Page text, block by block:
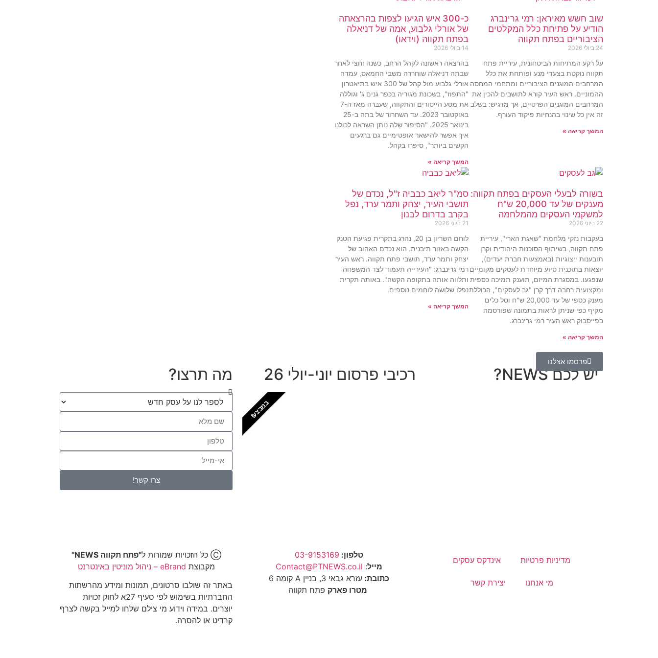
שוב חשש מאיראן: רמי גרינברג
הודיע על פתיחת כלל המקלטים
הציבוריים בפתח תקווה
24 ביולי 2026
על רקע המתיחות הביטחונית, עיריית פתח
תקווה נוקטת בצעדי מנע ופותחת את כלל
המרחבים המוגנים הציבוריים ומתחמי המחסה
ההמוניים. ראש העיר קורא לתושבים להכין את
המרחבים המוגנים הפרטיים, אך מדגיש: בשלב
זה אין כל שינוי בהנחיות פיקוד העורף.
המשך קריאה »
כ-300 איש הגיעו לצפות בהרצאתה
של אורלי גלבוע, אמה של דניאלה
בפתח תקווה (וידאו)
14 ביולי 2026
בהרצאה ראשונה לקהל הרחב, כשנה וחצי לאחר
שבתה דניאלה שוחררה משבי החמאס, עמדה
אורלי גלבוע מול קהל של 300 איש בתיאטרון
"התפוז", בשכונת מגוריה בכפר גנים ג' וגוללה
את מסע הייסורים והתקווה, שעברה מאז ה-7
באוקטובר 2023. עד השחרור של בתה ב-25
בינואר 2025. "הסיפור שלה נותן השראה לכולנו
איך אפשר להישאר אופטימיים גם ברגעים
הקשים ביותר", סיפרו בקהל.
המשך קריאה »
בשורה לבעלי העסקים בפתח תקווה:
מענקים של עד 20,000 ש"ח
למשקמי העסקים מהמלחמה
22 ביוני 2026
בעקבות נזקי מלחמת "שאגת הארי", עיריית
פתח תקווה, בשיתוף הסוכנות היהודית וקרן
תובענות ייצוגיות (באמצעות חברת יעדים),
יוצאות בתוכנית סיוע מיוחדת לעסקים מקומיים
שנפגעו. במסגרת המיזם, תוענק תמיכה כספית
ומקצועית רחבה דרך קרן "גב לעסקים", הכוללת
מענק כספי של עד 20,000 ש"ח וסל כלים
מקיף כפי שניתן לראות בתמונה שפורסמה
בפייסבוק ראש העיר רמי גרינברג.
המשך קריאה »
סמ"ר ליאב כבביה ז"ל, נכדם של
תושבי העיר, יצחק ותמר ערד, נפל
בקרב בדרום לבנון
21 ביוני 2026
לוחם השריון בן 20, נהרג בתקרית פגיעת הטנק
הקשה באזור תיבנית. הוא נכדם האהוב של
יצחק ותמר ערד, תושבי פתח תקווה. ראש העיר
רמי גרינברג: "העירייה תעמוד לצד המשפחה
ותלווה אותה בתקופה הקשה". באותה תקרית
נפלו שלושה לוחמים נוספים.
המשך קריאה »
פרסמו אצלנו
יש לכם NEWS? רכיבי פרסום יוני-יולי 26
במבצע!
מה תרצו?
צרו קשר!
מדיניות פרטיות אינדקס עסקים
מי אנחנו יצירת קשר
טלפון: 03-9153169
מייל:
Contact@PTNEWS.co.il
כתובת: עזרא גבאי 3, בניין A קומה 6
מטרו פארק פתח תקווה
Ⓒ כל הזכויות שמורות ל
"פתח תקווה NEWS"
מקבוצת eBrand – ניהול מוניטין באינטרנט
באתר זה שולבו סרטונים, תמונות ומידע מהרשתות
החברתיות בשימוש לפי סעיף 27א לחוק זכויות
יוצרים. במידה וידוע מי צילם שלחו למייל בקשה לצרף
קרדיט או להסרה.